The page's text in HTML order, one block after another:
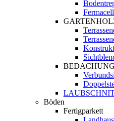
Fermacell
BEDACHUNG
Böden
Fertigparkett